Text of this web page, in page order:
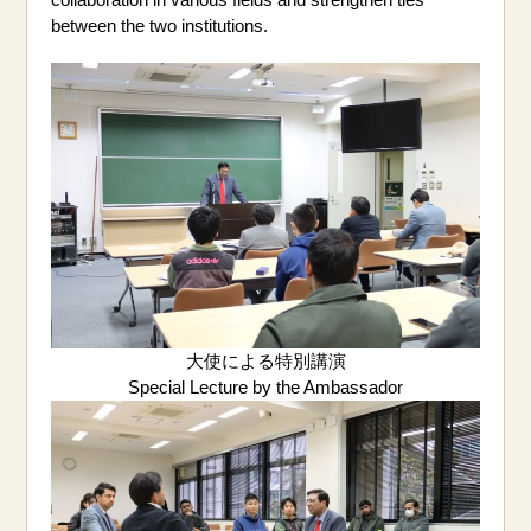
between the two institutions.
大使による特別講演
Special Lecture by the Ambassador